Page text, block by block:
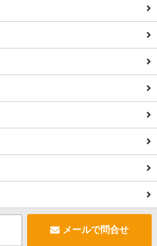
メールで問合せ